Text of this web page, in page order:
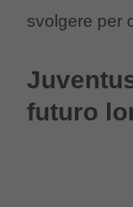
svolgere per
futuro